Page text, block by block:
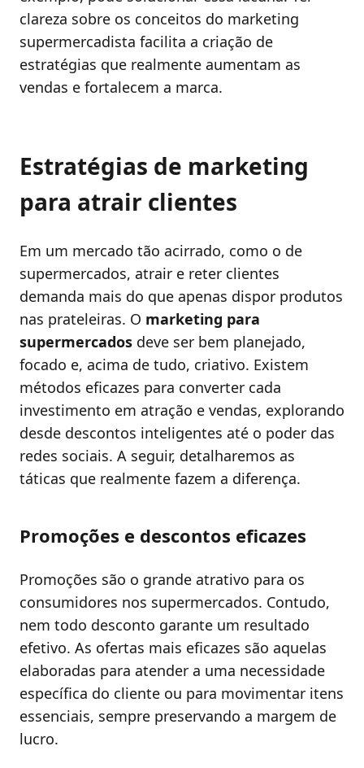
clareza sobre os conceitos do marketing
supermercadista facilita a criação de
estratégias que realmente aumentam as
vendas e fortalecem a marca.
Estratégias de marketing
para atrair clientes
Em um mercado tão acirrado, como o de
supermercados, atrair e reter clientes
demanda mais do que apenas dispor produtos
nas prateleiras. O marketing para
supermercados deve ser bem planejado,
focado e, acima de tudo, criativo. Existem
métodos eficazes para converter cada
investimento em atração e vendas, explorando
desde descontos inteligentes até o poder das
redes sociais. A seguir, detalharemos as
táticas que realmente fazem a diferença.
Promoções e descontos eficazes
Promoções são o grande atrativo para os
consumidores nos supermercados. Contudo,
nem todo desconto garante um resultado
efetivo. As ofertas mais eficazes são aquelas
elaboradas para atender a uma necessidade
específica do cliente ou para movimentar itens
essenciais, sempre preservando a margem de
lucro.